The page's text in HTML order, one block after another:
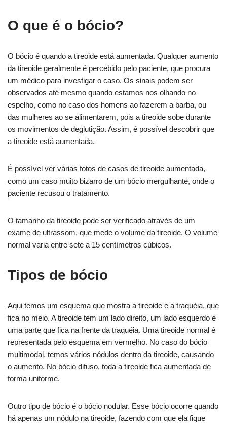
O que é o bócio?
O bócio é quando a tireoide está aumentada. Qualquer aumento
da tireoide geralmente é percebido pelo paciente, que procura
um médico para investigar o caso. Os sinais podem ser
observados até mesmo quando estamos nos olhando no
espelho, como no caso dos homens ao fazerem a barba, ou
das mulheres ao se alimentarem, pois a tireoide sobe durante
os movimentos de deglutição. Assim, é possível descobrir que
a tireoide está aumentada.
É possível ver várias fotos de casos de tireoide aumentada,
como um caso muito bizarro de um bócio mergulhante, onde o
paciente recusou o tratamento.
O tamanho da tireoide pode ser verificado através de um
exame de ultrassom, que mede o volume da tireoide. O volume
normal varia entre sete a 15 centímetros cúbicos.
Tipos de bócio
Aqui temos um esquema que mostra a tireoide e a traquéia, que
fica no meio. A tireoide tem um lado direito, um lado esquerdo e
uma parte que fica na frente da traquéia. Uma tireoide normal é
representada pelo esquema em vermelho. No caso do bócio
multimodal, temos vários nódulos dentro da tireoide, causando
o aumento. No bócio difuso, toda a tireoide fica aumentada de
forma uniforme.
Outro tipo de bócio é o bócio nodular. Esse bócio ocorre quando
há apenas um nódulo na tireoide, fazendo com que ela fique